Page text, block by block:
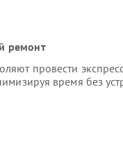
ремонт
провести
время без